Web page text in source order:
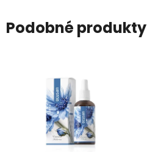
Podobné produkty